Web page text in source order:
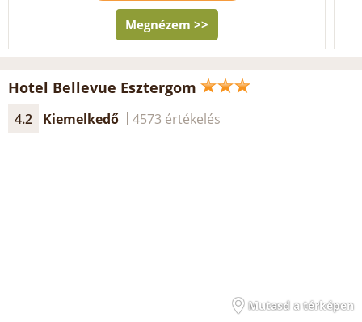
Megnézem >>
Hotel Bellevue Esztergom
4.2 Kiemelkedő 4573 értékelés
Mutasd a térképen